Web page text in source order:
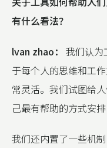
有什么看法？
lvan zhao： 我们认为
于每个人的思维和工
常灵活。我们试图给
己最有帮助的方式安排
我们还内置了一些机